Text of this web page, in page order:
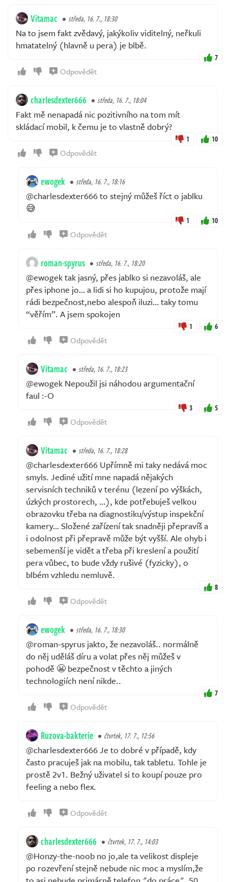
Vitamac středa, 16. 7., 18:30
Na to jsem fakt zvědavý, jakýkoliv viditelný, neřkuli
hmatatelný (hlavně u pera) je blbě.
7
Odpovědět
charlesdexter666 středa, 16. 7., 18:04
Fakt mě nenapadá nic pozitivního na tom mít
skládací mobil, k čemu je to vlastně dobrý?
1 10
Odpovědět
ewogek středa, 16. 7., 18:16
@charlesdexter666 to stejný můžeš říct o jablku
😅
1 10
Odpovědět
roman-spyrus středa, 16. 7., 18:20
@ewogek tak jasný, přes jablko si nezavoláš, ale
přes iphone jo… a lidi si ho kupujou, protože mají
rádi bezpečnost,nebo alespoň iluzi… taky tomu
“věřím”. A jsem spokojen
1 6
Odpovědět
Vitamac středa, 16. 7., 18:23
@ewogek Nepoužil jsi náhodou argumentační
faul :-O
3 5
Odpovědět
Vitamac středa, 16. 7., 18:28
@charlesdexter666 Upřímně mi taky nedává moc
smyls. Jediné užití mne napadá nějakých
servisních techniků v terénu (lezení po výškách,
úzkých prostorech, …), kde potřebuješ velkou
obrazovku třeba na diagnostiku/výstup inspekční
kamery… Složené zařízení tak snadněji přepravíš a
i odolnost při přepravě může být vyšší. Ale ohyb i
sebemenší je vidět a třeba při kreslení a použití
pera vůbec, to bude vždy rušivé (fyzicky), o
blbém vzhledu nemluvě.
8
Odpovědět
ewogek středa, 16. 7., 18:30
@roman-spyrus jakto, že nezavoláš.. normálně
do něj uděláš díru a volat přes něj můžeš v
pohodě 😬 bezpečnost v těchto a jiných
technologiích není nikde..
7
Odpovědět
Ruzova-bakterie čtvrtek, 17. 7., 12:56
@charlesdexter666 Je to dobré v případě, kdy
často pracuješ jak na mobilu, tak tabletu. Tohle je
prostě 2v1. Bežný uživatel si to koupí pouze pro
feeling a nebo flex.
Odpovědět
charlesdexter666 čtvrtek, 17. 7., 14:03
@Honzy-the-noob no jo,ale ta velikost displeje
po rozevření stejně nebude nic moc a myslím,že